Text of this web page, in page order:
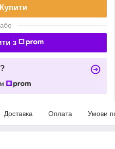
Купити
або
з
Доставка Оплата Умови